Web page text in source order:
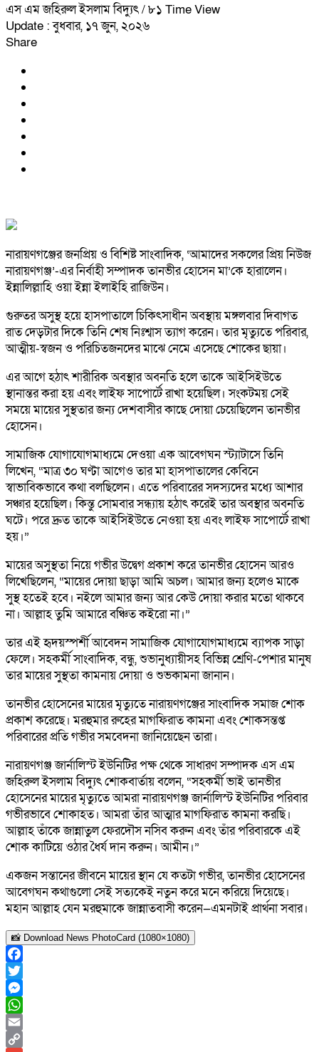
এস এম জহিরুল ইসলাম বিদ্যুৎ/ ৮১ Time View
Update : বুধবার, ১৭ জুন, ২০২৬
Share
নারায়ণগঞ্জের জনপ্রিয় ও বিশিষ্ট সাংবাদিক, ‘আমাদের সকলের প্রিয় নিউজ
নারায়ণগঞ্জ’-এর নির্বাহী সম্পাদক তানভীর হোসেন মা’কে হারালেন।
ইন্নালিল্লাহি ওয়া ইন্না ইলাইহি রাজিউন।
গুরুতর অসুস্থ হয়ে হাসপাতালে চিকিৎসাধীন অবস্থায় মঙ্গলবার দিবাগত
রাত দেড়টার দিকে তিনি শেষ নিঃশ্বাস ত্যাগ করেন। তার মৃত্যুতে পরিবার,
আত্মীয়-স্বজন ও পরিচিতজনদের মাঝে নেমে এসেছে শোকের ছায়া।
এর আগে হঠাৎ শারীরিক অবস্থার অবনতি হলে তাকে আইসিইউতে
স্থানান্তর করা হয় এবং লাইফ সাপোর্টে রাখা হয়েছিল। সংকটময় সেই
সময়ে মায়ের সুস্থতার জন্য দেশবাসীর কাছে দোয়া চেয়েছিলেন তানভীর
হোসেন।
সামাজিক যোগাযোগমাধ্যমে দেওয়া এক আবেগঘন স্ট্যাটাসে তিনি
লিখেন, “মাত্র ৩০ ঘণ্টা আগেও তার মা হাসপাতালের কেবিনে
স্বাভাবিকভাবে কথা বলছিলেন। এতে পরিবারের সদস্যদের মধ্যে আশার
সঞ্চার হয়েছিল। কিন্তু সোমবার সন্ধ্যায় হঠাৎ করেই তার অবস্থার অবনতি
ঘটে। পরে দ্রুত তাকে আইসিইউতে নেওয়া হয় এবং লাইফ সাপোর্টে রাখা
হয়।”
মায়ের অসুস্থতা নিয়ে গভীর উদ্বেগ প্রকাশ করে তানভীর হোসেন আরও
লিখেছিলেন, “মায়ের দোয়া ছাড়া আমি অচল। আমার জন্য হলেও মাকে
সুস্থ হতেই হবে। নইলে আমার জন্য আর কেউ দোয়া করার মতো থাকবে
না। আল্লাহ তুমি আমারে বঞ্চিত কইরো না।”
তার এই হৃদয়স্পর্শী আবেদন সামাজিক যোগাযোগমাধ্যমে ব্যাপক সাড়া
ফেলে। সহকর্মী সাংবাদিক, বন্ধু, শুভানুধ্যায়ীসহ বিভিন্ন শ্রেণি-পেশার মানুষ
তার মায়ের সুস্থতা কামনায় দোয়া ও শুভকামনা জানান।
তানভীর হোসেনের মায়ের মৃত্যুতে নারায়ণগঞ্জের সাংবাদিক সমাজ শোক
প্রকাশ করেছে। মরহুমার রুহের মাগফিরাত কামনা এবং শোকসন্তপ্ত
পরিবারের প্রতি গভীর সমবেদনা জানিয়েছেন তারা।
নারায়ণগঞ্জ জার্নালিস্ট ইউনিটির পক্ষ থেকে সাধারণ সম্পাদক এস এম
জহিরুল ইসলাম বিদ্যুৎ শোকবার্তায় বলেন, “সহকর্মী ভাই তানভীর
হোসেনের মায়ের মৃত্যুতে আমরা নারায়ণগঞ্জ জার্নালিস্ট ইউনিটির পরিবার
গভীরভাবে শোকাহত। আমরা তাঁর আত্মার মাগফিরাত কামনা করছি।
আল্লাহ তাঁকে জান্নাতুল ফেরদৌস নসিব করুন এবং তাঁর পরিবারকে এই
শোক কাটিয়ে ওঠার ধৈর্য দান করুন। আমীন।”
একজন সন্তানের জীবনে মায়ের স্থান যে কতটা গভীর, তানভীর হোসেনের
আবেগঘন কথাগুলো সেই সত্যকেই নতুন করে মনে করিয়ে দিয়েছে।
মহান আল্লাহ যেন মরহুমাকে জান্নাতবাসী করেন—এমনটাই প্রার্থনা সবার।
📸 Download News PhotoCard (1080×1080)
Facebook
Twitter
Messenger
WhatsApp
Email